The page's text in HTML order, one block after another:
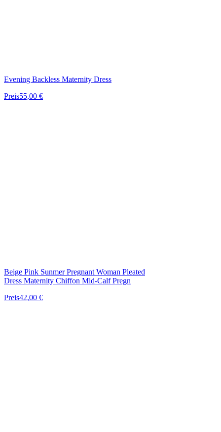
Evening Backless Maternity Dress
Preis55,00 €
Beige Pink Sunmer Pregnant Woman Pleated
Dress Maternity Chiffon Mid-Calf Pregn
Preis42,00 €